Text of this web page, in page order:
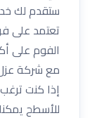
ستقدم لك
تعتمد على
الفوم على
مع شركة
إذا كنت
للأسطح